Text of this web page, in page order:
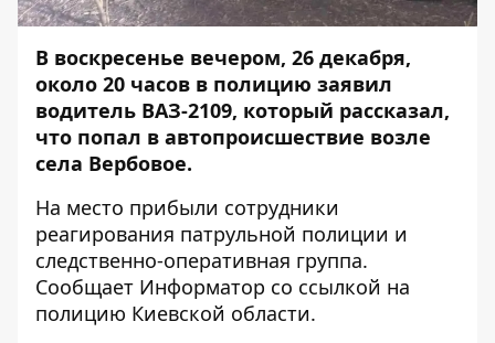
В воскресенье вечером, 26 декабря,
около 20 часов в полицию заявил
водитель ВАЗ-2109, который рассказал,
что попал в автопроисшествие возле
села Вербовое.
На место прибыли сотрудники
реагирования патрульной полиции и
следственно-оперативная группа.
Сообщает Информатор со ссылкой на
полицию Киевской области.